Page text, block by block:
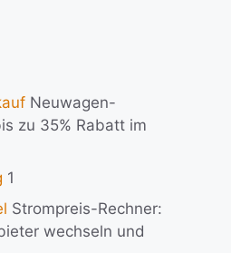
Neuwagen-
zu 35% Rabatt im
1
Strompreis-Rechner:
wechseln und